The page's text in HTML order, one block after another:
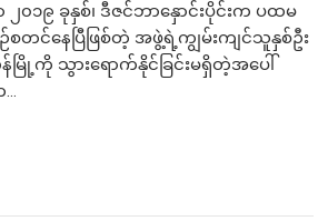
၉ ခုနှစ်၊ ဒီဇင်ဘာနှောင်းပိုင်းက ပထမ
တင်နေပြီဖြစ်တဲ့ အဖွဲ့ရဲ့ကျွမ်းကျင်သူနှစ်ဦး
ြို့ကို သွားရောက်နိုင်ခြင်းမရှိတဲ့အပေါ်
…